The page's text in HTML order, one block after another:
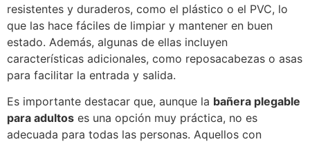
resistentes y duraderos, como el plástico o el PVC, lo
que las hace fáciles de limpiar y mantener en buen
estado. Además, algunas de ellas incluyen
características adicionales, como reposacabezas o asas
para facilitar la entrada y salida.
Es importante destacar que, aunque la bañera plegable
para adultos es una opción muy práctica, no es
adecuada para todas las personas. Aquellos con